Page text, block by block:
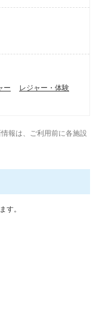
ー
レジャー・体験
報は、ご利用前に各施設
す。